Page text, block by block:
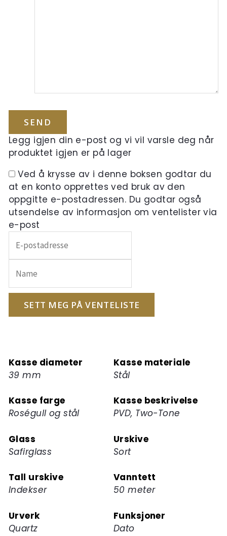
Legg igjen din e-post og vi vil varsle deg når
produktet igjen er på lager
Ved å krysse av i denne boksen godtar du
at en konto opprettes ved bruk av den
oppgitte e-postadressen. Du godtar også
utsendelse av informasjon om ventelister via
e-post
inn
e-
postadressen
din
ventelisten
for
produktet
SETT MEG PÅ VENTELISTE
Kasse diameter
39 mm
Kasse materiale
Stål
Kasse farge
Roségull og stål
Kasse beskrivelse
PVD, Two-Tone
Glass
Safirglass
Urskive
Sort
Tall urskive
Indekser
Vanntett
50 meter
Urverk
Quartz
Funksjoner
Dato